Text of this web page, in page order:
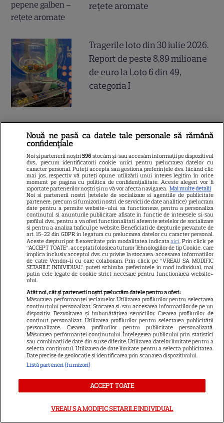
rețete aromate
Tragerile loto din 30 iulie 2026.
Report de peste 8,89 milioane
de euro la Loto 6 din 49,
categoria I
de la pepenele roșu – ce
beneficii au
Ghidul udării corecte pe timp
de caniculă: când, cât şi cum
udăm plantele
ALTE ARTICOLE
INTERESANTE
VEDETE STRĂINE
Ryan Gosling este noul Ghost
Anunțul făcut la Comic-Con i-
Nouă ne pasă ca datele tale personale să rămână
confidențiale
Noi și partenerii noștri596 stocăm și/sau accesăm informații pe dispozitivul
dvs., precum identificatorii cookie unici pentru prelucrarea datelor cu
caracter personal. Puteți accepta sau gestiona preferințele dvs. făcând clic
mai jos, respectiv vă puteți opune utilizării unui interes legitim în orice
moment pe pagina cu politica de confidențialitate. Aceste alegeri vor fi
raportate partenerilor noștri și nu vă vor afecta navigarea. Mai multe detalii
Noi si partenerii nostri (retelele de socializare si agentiile de publicitate
partenere, precum si furnizorii nostri de servicii de date analitice) prelucram
date pentru a permite website-ului sa functioneze, pentru a personaliza
continutul si anunturile publicitare afisate in functie de interesele si/sau
profilul dvs., pentru a va oferi functionalitati aferente retelelor de socializare
si pentru a analiza traficul pe website. Beneficiati de drepturile prevazute de
art. 15-22 din GDPR in legatura cu prelucrarea datelor cu caracter personal.
Aceste drepturi pot fi exercitate prin modalitatea indicataaici. Prin click pe
“ACCEPT TOATE”, acceptati folosirea tuturor Tehnologiilor de tip Cookie, care
implica inclusiv acceptul dvs. cu privire la stocarea/accesarea informatiilor
de catre Vendor-ii cu care colaboram. Prin click pe “VREAU SA MODIFIC
SETARILE INDIVIDUAL” puteti schimba preferintele in mod individual, mai
putin cele legate de cookie strict necesare pentru functionarea website-
ului.
Atât noi, cât și partenerii noștri prelucrăm datele pentru a oferi:
Măsurarea performanței reclamelor. Utilizarea profilurilor pentru selectarea
conținutului personalizat. Stocarea și/sau accesarea informațiilor de pe un
dispozitiv. Dezvoltarea și îmbunătățirea serviciilor. Crearea profilurilor de
conținut personalizat. Utilizarea profilurilor pentru selectarea publicității
personalizate. Crearea profilurilor pentru publicitate personalizată.
Măsurarea performanței conținutului. Înțelegerea publicului prin statistici
sau combinații de date din surse diferite. Utilizarea datelor limitate pentru a
selecta conținutul. Utilizarea de date limitate pentru a selecta publicitatea.
Date precise de geolocație și identificarea prin scanarea dispozitivului.
Listă parteneri (furnizori)
ACCEPT TOATE
VREAU SA MODIFIC SETARILE INDIVIDUAL